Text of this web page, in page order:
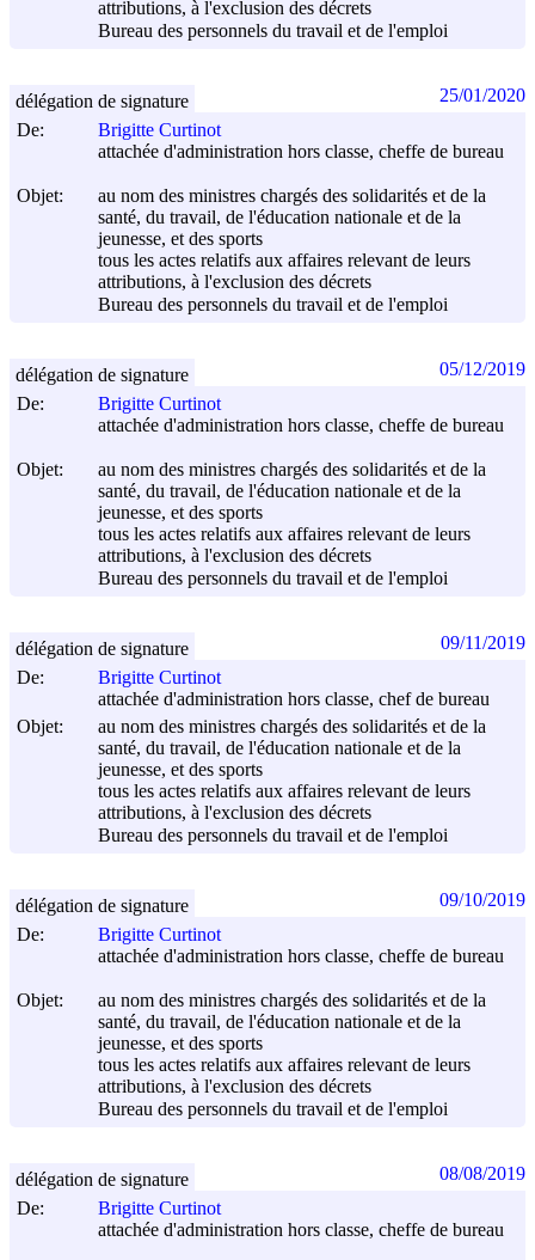
attributions, à l'exclusion des décrets
Bureau des personnels du travail et de l'emploi
De:
Brigitte Curtinot
attachée d'administration hors classe, cheffe de bureau
Objet:
au nom des ministres chargés des solidarités et de la
santé, du travail, de l'éducation nationale et de la
jeunesse, et des sports
tous les actes relatifs aux affaires relevant de leurs
attributions, à l'exclusion des décrets
Bureau des personnels du travail et de l'emploi
délégation de signature 25/01/2020
De:
Brigitte Curtinot
attachée d'administration hors classe, cheffe de bureau
Objet:
au nom des ministres chargés des solidarités et de la
santé, du travail, de l'éducation nationale et de la
jeunesse, et des sports
tous les actes relatifs aux affaires relevant de leurs
attributions, à l'exclusion des décrets
Bureau des personnels du travail et de l'emploi
délégation de signature 05/12/2019
De:
Brigitte Curtinot
attachée d'administration hors classe, chef de bureau
Objet:
au nom des ministres chargés des solidarités et de la
santé, du travail, de l'éducation nationale et de la
jeunesse, et des sports
tous les actes relatifs aux affaires relevant de leurs
attributions, à l'exclusion des décrets
Bureau des personnels du travail et de l'emploi
délégation de signature 09/11/2019
De:
Brigitte Curtinot
attachée d'administration hors classe, cheffe de bureau
Objet:
au nom des ministres chargés des solidarités et de la
santé, du travail, de l'éducation nationale et de la
jeunesse, et des sports
tous les actes relatifs aux affaires relevant de leurs
attributions, à l'exclusion des décrets
Bureau des personnels du travail et de l'emploi
délégation de signature 09/10/2019
De:
Brigitte Curtinot
attachée d'administration hors classe, cheffe de bureau
délégation de signature 08/08/2019